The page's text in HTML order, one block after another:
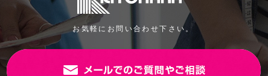
綿100%、ラミネート：塩化ビニール樹脂
約107cm幅×7m（丸巻き） パッケージサイズ
お気軽にお問い合わせ下さい。